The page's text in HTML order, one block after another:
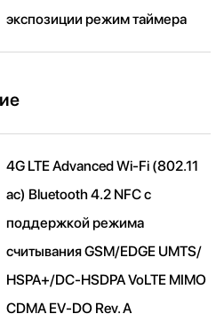
экспозиции режим таймера
4G LTE Advanced Wi-Fi (802.11​
ac) Bluetooth 4.2 NFC с
поддержкой режима
считывания GSM/EDGE UMTS/​
HSPA+/​DC-HSDPA VoLTE MIMO
CDMA EV-DO Rev. A